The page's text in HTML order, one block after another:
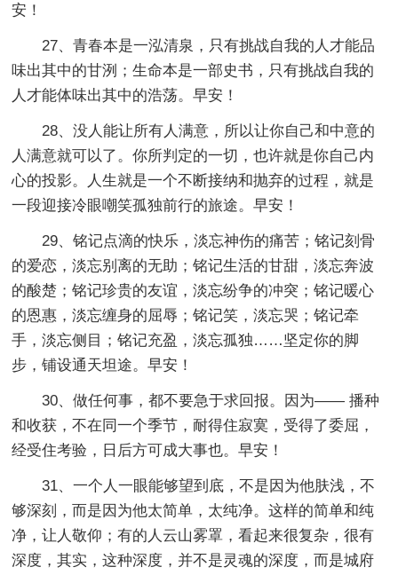
安！
27、青春本是一泓清泉，只有挑战自我的人才能品
味出其中的甘洌；生命本是一部史书，只有挑战自我的
人才能体味出其中的浩荡。早安！
28、没人能让所有人满意，所以让你自己和中意的
人满意就可以了。你所判定的一切，也许就是你自己内
心的投影。人生就是一个不断接纳和抛弃的过程，就是
一段迎接冷眼嘲笑孤独前行的旅途。早安！
29、铭记点滴的快乐，淡忘神伤的痛苦；铭记刻骨
的爱恋，淡忘别离的无助；铭记生活的甘甜，淡忘奔波
的酸楚；铭记珍贵的友谊，淡忘纷争的冲突；铭记暖心
的恩惠，淡忘缠身的屈辱；铭记笑，淡忘哭；铭记牵
手，淡忘侧目；铭记充盈，淡忘孤独……坚定你的脚
步，铺设通天坦途。早安！
30、做任何事，都不要急于求回报。因为—— 播种
和收获，不在同一个季节，耐得住寂寞，受得了委屈，
经受住考验，日后方可成大事也。早安！
31、一个人一眼能够望到底，不是因为他肤浅，不
够深刻，而是因为他太简单，太纯净。这样的简单和纯
净，让人敬仰；有的人云山雾罩，看起来很复杂，很有
深度，其实，这种深度，并不是灵魂的深度，而是城府